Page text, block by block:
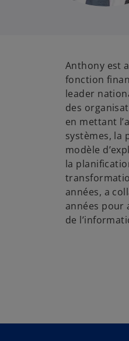
Anthony est
fonction
leader
des
en mettant
systèmes, la
modèle
la
années, a
années pour
de